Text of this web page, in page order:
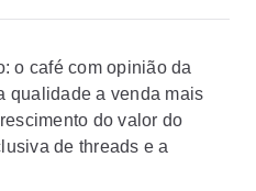
o café com opinião da
qualidade a venda mais
do valor do
de threads e a